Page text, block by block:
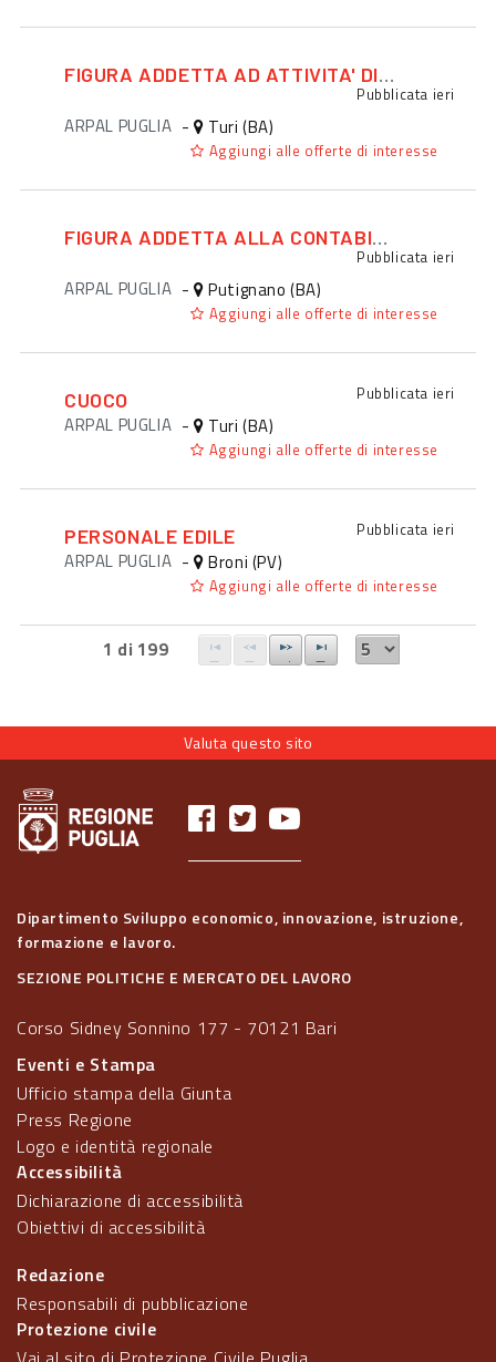
FIGURA ADDETTA AD ATTIVITA' DI PROMOZIONE ED EVENTI
Pubblicata ieri
ARPAL PUGLIA - Turi (BA)
Aggiungi alle offerte di interesse
FIGURA ADDETTA ALLA CONTABILITA'
Pubblicata ieri
ARPAL PUGLIA - Putignano (BA)
Aggiungi alle offerte di interesse
CUOCO Pubblicata ieri
ARPAL PUGLIA - Turi (BA)
Aggiungi alle offerte di interesse
PERSONALE EDILE Pubblicata ieri
ARPAL PUGLIA - Broni (PV)
Aggiungi alle offerte di interesse
1 di 199
Valuta questo sito
Dipartimento Sviluppo economico, innovazione, istruzione,
formazione e lavoro.
SEZIONE POLITICHE E MERCATO DEL LAVORO
Corso Sidney Sonnino 177 - 70121 Bari
Eventi e Stampa
Ufficio stampa della Giunta
Press Regione
Logo e identità regionale
Accessibilità
Dichiarazione di accessibilità
Obiettivi di accessibilità
Redazione
Responsabili di pubblicazione
Protezione civile